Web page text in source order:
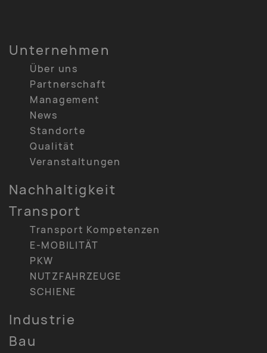
Unternehmen
Über uns
Partnerschaft
Management
News
Standorte
Qualität
Veranstaltungen
Nachhaltigkeit
Transport
Transport Kompetenzen
E-MOBILITÄT
PKW
NUTZFAHRZEUGE
SCHIENE
Industrie
Bau